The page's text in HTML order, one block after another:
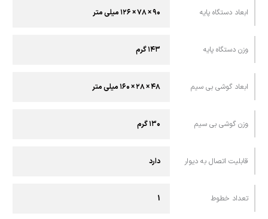
ابعاد دستگاه پایه ۹۰ × ۷۸ × ۱۲۶ ميلی متر
وزن دستگاه پایه ۱۴۳ گرم
ابعاد گوشی بی سیم ۴۸ × ۲۸ × ۱۶۰ میلی متر
وزن گوشی بی سیم ۱۳۰ گرم
قابليت اتصال به ديوار دارد
تعداد خطوط 1